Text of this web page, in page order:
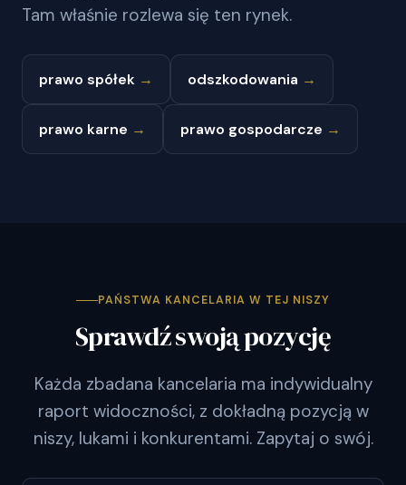
Tam właśnie rozlewa się ten rynek.
prawo spółek → odszkodowania →
prawo karne → prawo gospodarcze →
PAŃSTWA KANCELARIA W TEJ NISZY
Sprawdź swoją pozycję
Każda zbadana kancelaria ma indywidualny
raport widoczności, z dokładną pozycją w
niszy, lukami i konkurentami. Zapytaj o swój.